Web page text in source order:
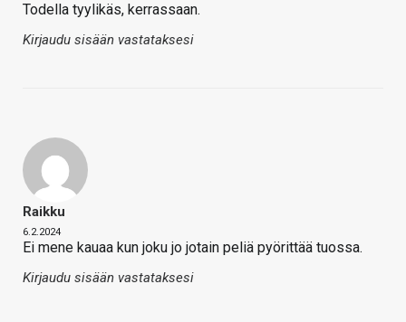
Todella tyylikäs, kerrassaan.
Kirjaudu sisään vastataksesi
Raikku
6.2.2024
Ei mene kauaa kun joku jo jotain peliä pyörittää tuossa.
Kirjaudu sisään vastataksesi